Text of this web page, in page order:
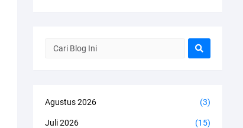
Agustus 2026 (3)
Juli 2026 (15)